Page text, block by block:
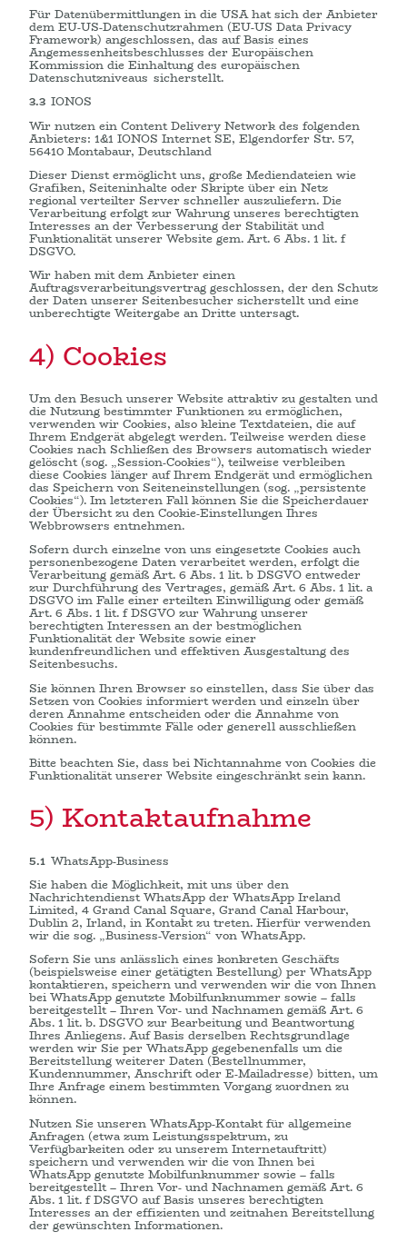
Für Datenübermittlungen in die USA hat sich der Anbieter
dem EU-US-Datenschutzrahmen (EU-US Data Privacy
Framework) angeschlossen, das auf Basis eines
Angemessenheitsbeschlusses der Europäischen
Kommission die Einhaltung des europäischen
Datenschutzniveaus sicherstellt.
3.3 IONOS
Wir nutzen ein Content Delivery Network des folgenden
Anbieters: 1&1 IONOS Internet SE, Elgendorfer Str. 57,
56410 Montabaur, Deutschland
Dieser Dienst ermöglicht uns, große Mediendateien wie
Grafiken, Seiteninhalte oder Skripte über ein Netz
regional verteilter Server schneller auszuliefern. Die
Verarbeitung erfolgt zur Wahrung unseres berechtigten
Interesses an der Verbesserung der Stabilität und
Funktionalität unserer Website gem. Art. 6 Abs. 1 lit. f
DSGVO.
Wir haben mit dem Anbieter einen
Auftragsverarbeitungsvertrag geschlossen, der den Schutz
der Daten unserer Seitenbesucher sicherstellt und eine
unberechtigte Weitergabe an Dritte untersagt.
4) Cookies
Um den Besuch unserer Website attraktiv zu gestalten und
die Nutzung bestimmter Funktionen zu ermöglichen,
verwenden wir Cookies, also kleine Textdateien, die auf
Ihrem Endgerät abgelegt werden. Teilweise werden diese
Cookies nach Schließen des Browsers automatisch wieder
gelöscht (sog. „Session-Cookies“), teilweise verbleiben
diese Cookies länger auf Ihrem Endgerät und ermöglichen
das Speichern von Seiteneinstellungen (sog. „persistente
Cookies“). Im letzteren Fall können Sie die Speicherdauer
der Übersicht zu den Cookie-Einstellungen Ihres
Webbrowsers entnehmen.
Sofern durch einzelne von uns eingesetzte Cookies auch
personenbezogene Daten verarbeitet werden, erfolgt die
Verarbeitung gemäß Art. 6 Abs. 1 lit. b DSGVO entweder
zur Durchführung des Vertrages, gemäß Art. 6 Abs. 1 lit. a
DSGVO im Falle einer erteilten Einwilligung oder gemäß
Art. 6 Abs. 1 lit. f DSGVO zur Wahrung unserer
berechtigten Interessen an der bestmöglichen
Funktionalität der Website sowie einer
kundenfreundlichen und effektiven Ausgestaltung des
Seitenbesuchs.
Sie können Ihren Browser so einstellen, dass Sie über das
Setzen von Cookies informiert werden und einzeln über
deren Annahme entscheiden oder die Annahme von
Cookies für bestimmte Fälle oder generell ausschließen
können.
Bitte beachten Sie, dass bei Nichtannahme von Cookies die
Funktionalität unserer Website eingeschränkt sein kann.
5) Kontaktaufnahme
5.1 WhatsApp-Business
Sie haben die Möglichkeit, mit uns über den
Nachrichtendienst WhatsApp der WhatsApp Ireland
Limited, 4 Grand Canal Square, Grand Canal Harbour,
Dublin 2, Irland, in Kontakt zu treten. Hierfür verwenden
wir die sog. „Business-Version“ von WhatsApp.
Sofern Sie uns anlässlich eines konkreten Geschäfts
(beispielsweise einer getätigten Bestellung) per WhatsApp
kontaktieren, speichern und verwenden wir die von Ihnen
bei WhatsApp genutzte Mobilfunknummer sowie – falls
bereitgestellt – Ihren Vor- und Nachnamen gemäß Art. 6
Abs. 1 lit. b. DSGVO zur Bearbeitung und Beantwortung
Ihres Anliegens. Auf Basis derselben Rechtsgrundlage
werden wir Sie per WhatsApp gegebenenfalls um die
Bereitstellung weiterer Daten (Bestellnummer,
Kundennummer, Anschrift oder E-Mailadresse) bitten, um
Ihre Anfrage einem bestimmten Vorgang zuordnen zu
können.
Nutzen Sie unseren WhatsApp-Kontakt für allgemeine
Anfragen (etwa zum Leistungsspektrum, zu
Verfügbarkeiten oder zu unserem Internetauftritt)
speichern und verwenden wir die von Ihnen bei
WhatsApp genutzte Mobilfunknummer sowie – falls
bereitgestellt – Ihren Vor- und Nachnamen gemäß Art. 6
Abs. 1 lit. f DSGVO auf Basis unseres berechtigten
Interesses an der effizienten und zeitnahen Bereitstellung
der gewünschten Informationen.